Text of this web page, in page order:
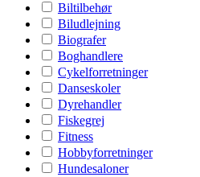
Biltilbehør
Biludlejning
Biografer
Boghandlere
Cykelforretninger
Danseskoler
Dyrehandler
Fiskegrej
Fitness
Hobbyforretninger
Hundesaloner